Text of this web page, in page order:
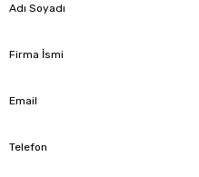
Adı Soyadı
Firma İsmi
Email
Telefon